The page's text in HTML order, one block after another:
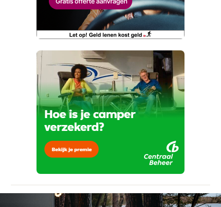
Buiten gas aansluiting
Inverter van 12v naar 230v
Licht sensor
Serviceluik
Vierwielaandrijving
Zonnepaneel Aantal 2
Verwarming
Combi incl. E-element verw./boiler
Diesel Combi kachel/boiler
Ringverwarming
Vraag mijn proefrit aan
om je aanvraag zo goed mogelijk bij de
aanbieder te brengen. Lees hier meer over in
onzeprivacyverklaring .
Telefoonnummer (optioneel)
Verstuur mijn vraag
viaBOVAG.nl verwerkt je persoonsgegevens
om je aanvraag zo goed mogelijk bij de
aanbieder te brengen. Lees hier meer over in
onzeprivacyverklaring
Wat klopt er niet?
Kan je ons nog meer vertellen? (optioneel)
Stuur mijn bevinding door